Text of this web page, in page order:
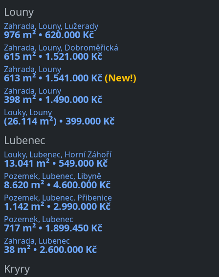
Louny
Zahrada, Louny, Lužerady
976 m² • 620.000 Kč
Zahrada, Louny, Dobroměřická
615 m² • 1.521.000 Kč
Zahrada, Louny
613 m² • 1.541.000 Kč(New!)
Zahrada, Louny
398 m² • 1.490.000 Kč
Louky, Louny
(26.114 m²) • 399.000 Kč
Lubenec
Louky, Lubenec, Horní Záhoří
13.041 m² • 549.000 Kč
Pozemek, Lubenec, Libyně
8.620 m² • 4.600.000 Kč
Pozemek, Lubenec, Přibenice
1.142 m² • 2.990.000 Kč
Pozemek, Lubenec
717 m² • 1.899.450 Kč
Zahrada, Lubenec
38 m² • 2.600.000 Kč
Kryry